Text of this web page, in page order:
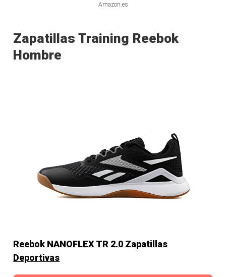
Amazon.es
Zapatillas Training Reebok
Hombre
Reebok NANOFLEX TR 2.0 Zapatillas
Deportivas